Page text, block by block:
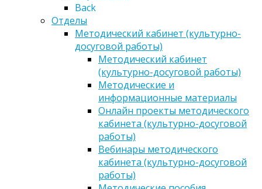
Back
Отделы
Методический кабинет (культурно-
досуговой работы)
Методический кабинет
(культурно-досуговой работы)
Методические и
информационные материалы
Онлайн проекты методического
кабинета (культурно-досуговой
работы)
Вебинары методического
кабинета (культурно-досуговой
работы)